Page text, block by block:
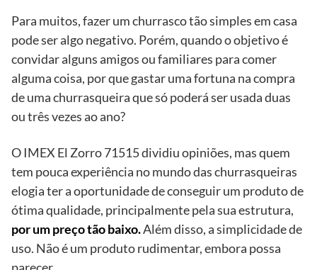
Para muitos, fazer um churrasco tão simples em casa
pode ser algo negativo. Porém, quando o objetivo é
convidar alguns amigos ou familiares para comer
alguma coisa, por que gastar uma fortuna na compra
de uma churrasqueira que só poderá ser usada duas
ou três vezes ao ano?
O IMEX El Zorro 71515 dividiu opiniões, mas quem
tem pouca experiência no mundo das churrasqueiras
elogia ter a oportunidade de conseguir um produto de
ótima qualidade, principalmente pela sua estrutura,
por um preço tão baixo.Além disso, a simplicidade de
uso. Não é um produto rudimentar, embora possa